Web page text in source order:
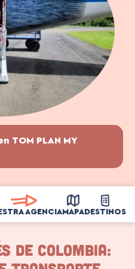
TOM PLAN MY
AGENCIAMAPA DESTINOS
de Colombia: